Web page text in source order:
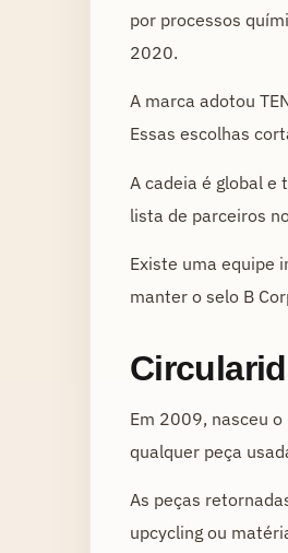
por processos
2020.
A marca adotou
Essas escolhas
A cadeia é global e
lista de parceiros
Existe uma equipe
manter o selo B
Em 2009, nasceu
qualquer peça
As peças
upcycling ou